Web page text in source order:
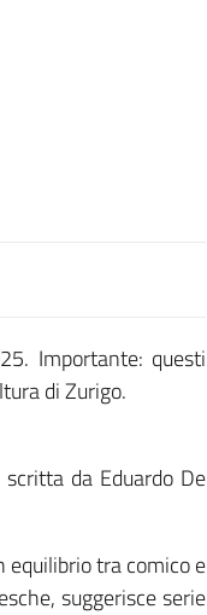
Importante: questi
di Zurigo.
da Eduardo De
equilibrio tra comico e
suggerisce serie